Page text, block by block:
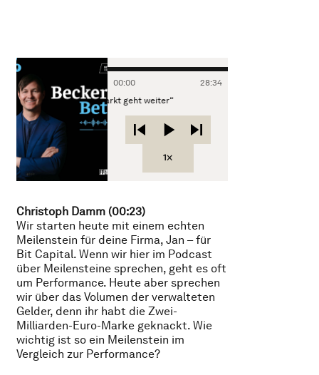
00:00 28:34
KI-Bullenmarkt geht weiter“
1×
Christoph Damm (00:23)
Wir starten heute mit einem echten
Meilenstein für deine Firma, Jan – für
Bit Capital. Wenn wir hier im Podcast
über Meilensteine sprechen, geht es oft
um Performance. Heute aber sprechen
wir über das Volumen der verwalteten
Gelder, denn ihr habt die Zwei-
Milliarden-Euro-Marke geknackt. Wie
wichtig ist so ein Meilenstein im
Vergleich zur Performance?